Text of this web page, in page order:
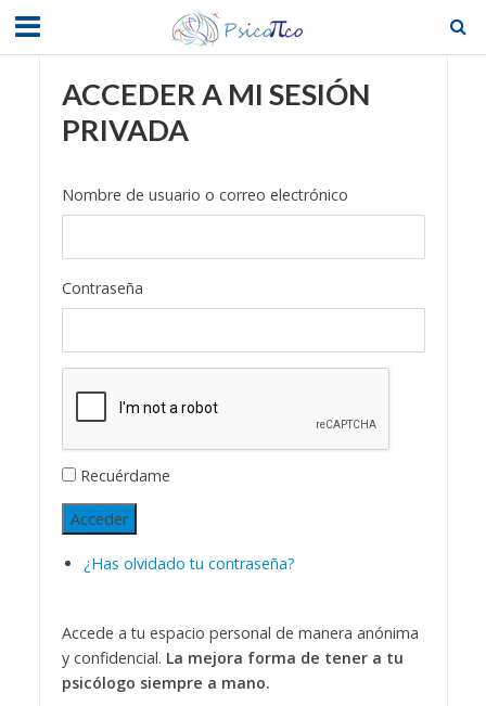
ACCEDER A MI SESIÓN
PRIVADA
Nombre de usuario o correo electrónico
Contraseña
Recuérdame
Acceder
¿Has olvidado tu contraseña?
Accede a tu espacio personal de manera anónima
y confidencial. La mejora forma de tener a tu
psicólogo siempre a mano.